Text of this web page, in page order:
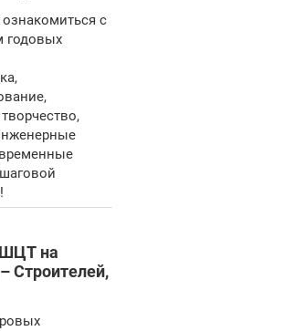
с
годовых
на
Строителей,